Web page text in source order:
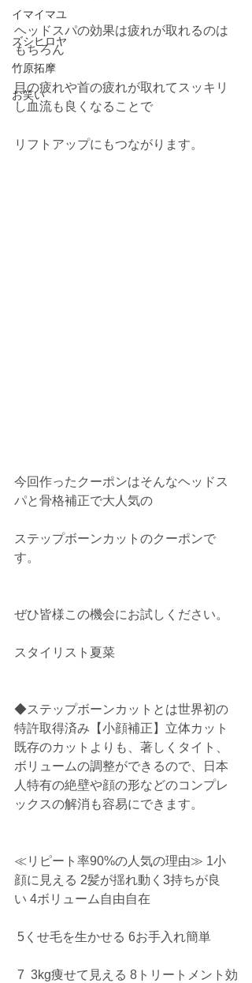
イマイマユ
ズシヒロヤ
竹原拓摩
お笑い
ヘッドスパの効果は疲れが取れるのは
もちろん
目の疲れや首の疲れが取れてスッキリ
し血流も良くなることで
リフトアップにもつながります。
今回作ったクーポンはそんなヘッドス
パと骨格補正で大人気の
ステップボーンカットのクーポンで
す。
ぜひ皆様この機会にお試しください。
スタイリスト夏菜
◆ステップボーンカットとは世界初の
特許取得済み【小顔補正】立体カット
既存のカットよりも、著しくタイト、
ボリュームの調整ができるので、日本
人特有の絶壁や顔の形などのコンプレ
ックスの解消も容易にできます。
≪リピート率90%の人気の理由≫ 1小
顔に見える 2髪が揺れ動く3持ちが良
い 4ボリューム自由自在
5くせ毛を生かせる 6お手入れ簡単
7  3kg痩せて見える 8トリートメント効